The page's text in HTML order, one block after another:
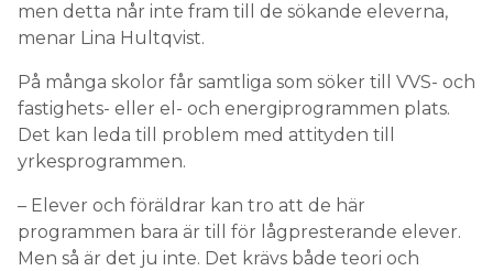
men detta når inte fram till de sökande eleverna,
menar Lina Hultqvist.
På många skolor får samtliga som söker till VVS- och
fastighets- eller el- och energiprogrammen plats.
Det kan leda till problem med attityden till
yrkesprogrammen.
– Elever och föräldrar kan tro att de här
programmen bara är till för lågpresterande elever.
Men så är det ju inte. Det krävs både teori och